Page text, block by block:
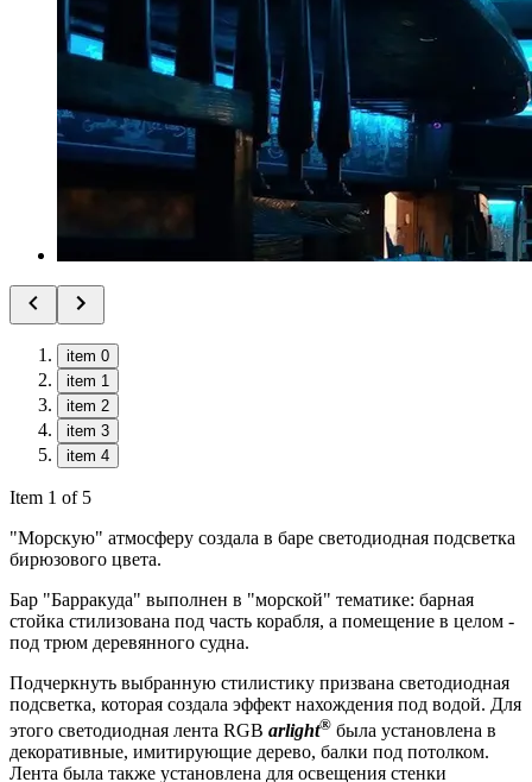
item 0
item 1
item 2
item 3
item 4
Item 1 of 5
"Морскую" атмосферу создала в баре светодиодная подсветка
бирюзового цвета.
Бар "Барракуда" выполнен в "морской" тематике: барная
стойка стилизована под часть корабля, а помещение в целом -
под трюм деревянного судна.
Подчеркнуть выбранную стилистику призвана светодиодная
подсветка, которая создала эффект нахождения под водой. Для
этого светодиодная лента RGB arlight® была установлена в
декоративные, имитирующие дерево, балки под потолком.
Лента была также установлена для освещения стенки